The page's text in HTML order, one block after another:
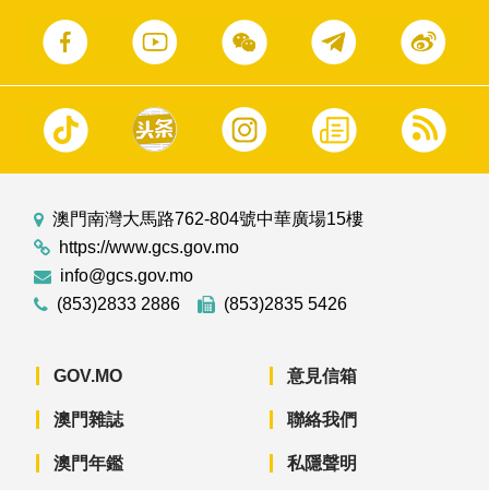
澳門南灣大馬路762-804號中華廣場15樓
https://www.gcs.gov.mo
info@gcs.gov.mo
(853)2833 2886
(853)2835 5426
GOV.MO
澳門雜誌
澳門年鑑
意見信箱
聯絡我們
私隱聲明